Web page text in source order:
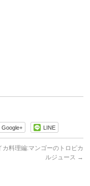
Google+ LINE
カ料理編:マンゴーのトロピカ
ルジュース →